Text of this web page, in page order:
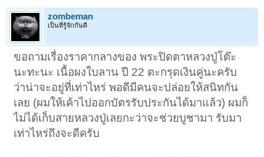
zombeman
เป็นที่รู้จักกันดี
ขอถามเรื่องราคากลางของ พระปิดตาหลวงปู่โต๊ะ
นะทะนะ เนื้อผงใบลาน ปี 22 ตะกรุดเงินคู่นะครับ
ว่าน่าจะอยู่ที่เท่าไหร่ พอดีมีคนจะปล่อยให้สนิทกัน
เลย (ผมให้เค้าไปออกบัตรรับประกันได้มาแล้ว) ผมก็
ไม่ได้เก็บสายหลวงปู่เลยกะว่าจะช่วยบูชามา รับมา
เท่าไหร่ถึงจะดีครับ